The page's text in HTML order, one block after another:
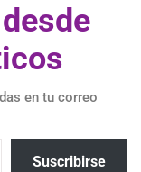
en tu correo
Suscribirse